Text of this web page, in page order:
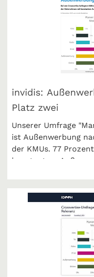
invidis:
Platz zwei
Unserer Umfrage
ist Außenwerbung
der KMUs. 77
konstantem